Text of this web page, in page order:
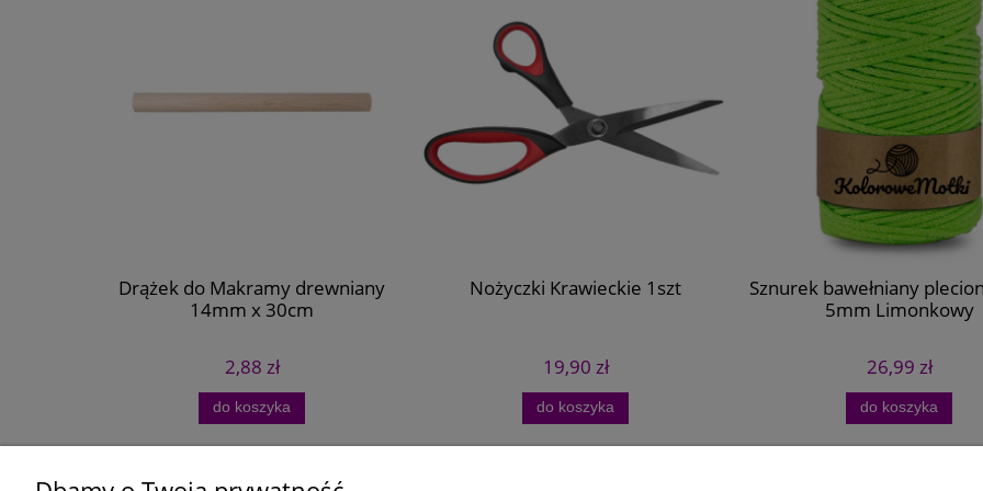
Drążek do Makramy drewniany
14mm x 30cm
2,88 zł
do koszyka
Nożyczki Krawieckie 1szt
19,90 zł
do koszyka
Sznurek bawełniany
5mm Limonkowy
26,99 zł
do koszyka